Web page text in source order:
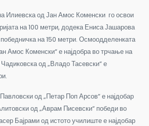
Илиевска од Јан Амос Коменски го освои
на 100 метри, додека Ениса Јашарова
на 150 метри. Осмоодделенката
Амос Коменски“ е најдобра во трчање на
од „Владо Тасевски“ е
од „Петар Поп Арсов“ е најдобар
од „Аврам Писевски“ победи во
Бајрами од истото училиште е најдобар